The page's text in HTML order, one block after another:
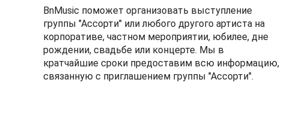
BnMusic поможет организовать выступление
группы "Ассорти" или любого другого артиста на
корпоративе, частном мероприятии, юбилее, дне
рождении, свадьбе или концерте. Мы в
кратчайшие сроки предоставим всю информацию,
связанную с приглашением группы "Ассорти".